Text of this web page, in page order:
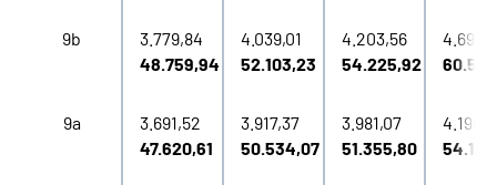
9b
3.779,84
48.759,94
4.039,01
52.103,23
4.203,56
54.225,92
9a
3.691,52
47.620,61
3.917,37
50.534,07
3.981,07
51.355,80